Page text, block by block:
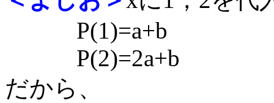
P(1)=a+b
P(2)=2a+b
だから、